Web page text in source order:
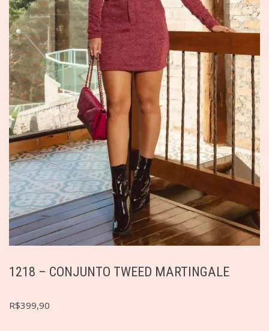
1218 – CONJUNTO TWEED MARTINGALE
R$399,90